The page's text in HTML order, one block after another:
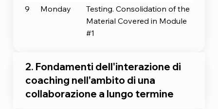
9
Monday
Testing. Consolidation of the
Material Covered in Module
#1
2. Fondamenti dell'interazione di
coaching nell'ambito di una
collaborazione a lungo termine